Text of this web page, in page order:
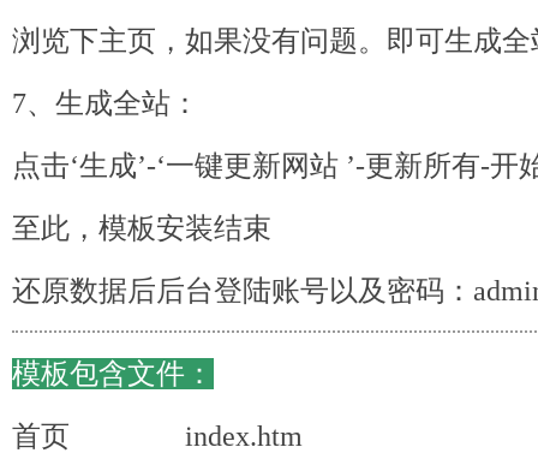
浏览下主页，如果没有问题。即可生成全
7、生成全站：
点击‘生成’-‘一键更新网站 ’-更新所有-开
至此，模板安装结束
还原数据后后台登陆账号以及密码：
模板包含文件：
首页 index.htm